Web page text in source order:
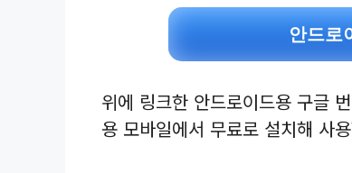
안드로
위에 링크한 안드로이드용 구글
용 모바일에서 무료로 설치해 사